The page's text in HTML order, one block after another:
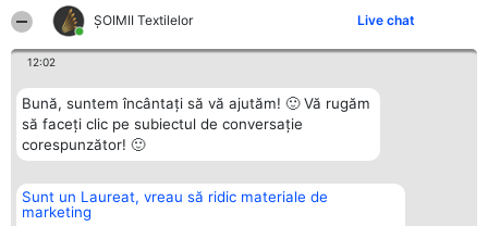
ȘOIMII Textilelor Live chat
12:02
Bună, suntem încântați să vă ajutăm! 🙂 Vă rugăm
să faceți clic pe subiectul de conversație
corespunzător! 🙂
Sunt un Laureat, vreau să ridic materiale de
marketing
Organizator Ranking
BRIGHT SOLUTIONS BR SRL
Plebiscyt Contact